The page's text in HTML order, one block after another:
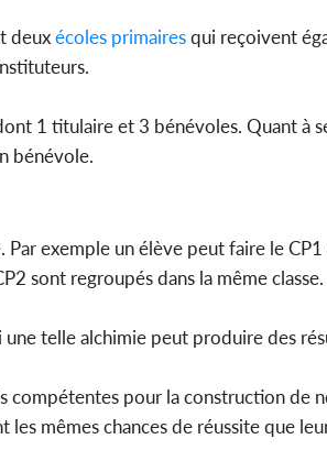
deuxécoles primairesqui reçoivent
1 titulaire et 3 bénévoles. Quant à
bénévole.
exemple un élève peut faire le
sont regroupés dans la même classe.
telle alchimie peut produire des
compétentes pour la construction de
mêmes chances de réussite que